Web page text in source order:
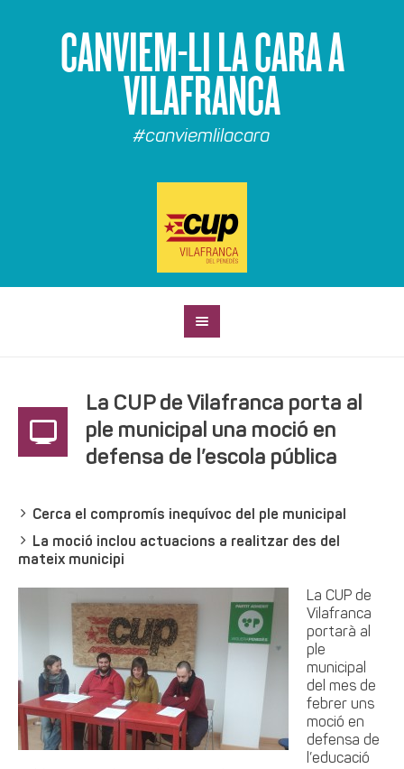
CANVIEM-LI LA CARA A
VILAFRANCA
#canviemlilacara
La CUP de Vilafranca porta al
ple municipal una moció en
defensa de l’escola pública
Cerca el compromís inequívoc del ple municipal
La moció inclou actuacions a realitzar des del
mateix municipi
La CUP de
Vilafranca
portarà al
ple
municipal
del mes de
febrer uns
moció en
defensa de
l’educació